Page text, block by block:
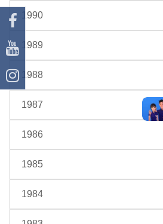
1990
1989
1988
1987
1986
1985
1984